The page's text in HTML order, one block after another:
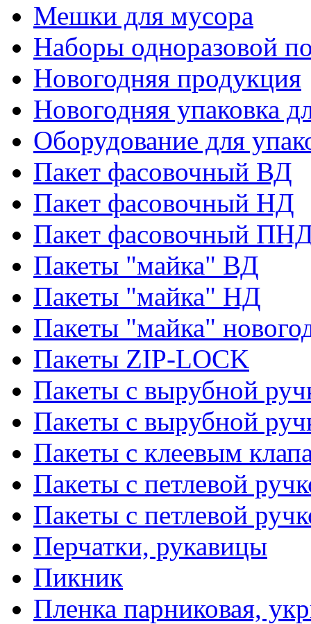
Мешки для мусора
Наборы одноразовой
Новогодняя продукция
Новогодняя упаковка
Оборудование для
Пакет фасовочный ВД
Пакет фасовочный НД
Пакет фасовочный
Пакеты "майка" ВД
Пакеты "майка" НД
Пакеты "майка"
Пакеты ZIP-LOCK
Пакеты с вырубной
Пакеты с вырубной
Пакеты с клеевым
Пакеты с петлевой
Пакеты с петлевой
Перчатки, рукавицы
Пикник
Пленка парниковая,